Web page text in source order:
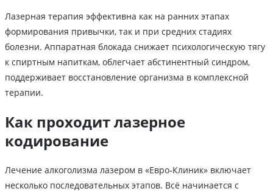
Лазерная терапия эффективна как на ранних этапах
формирования привычки, так и при средних стадиях
болезни. Аппаратная блокада снижает психологическую тягу
к спиртным напиткам, облегчает абстинентный синдром,
поддерживает восстановление организма в комплексной
терапии.
Как проходит лазерное
кодирование
Лечение алкоголизма лазером в «Евро‑Клиник» включает
несколько последовательных этапов. Всё начинается с